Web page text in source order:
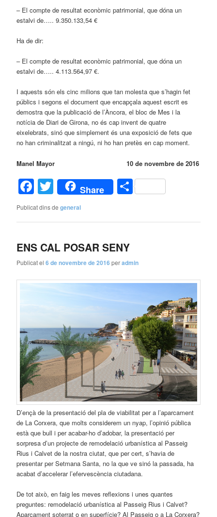
– El compte de resultat econòmic patrimonial, que dóna un
estalvi de….. 9.350.133,54 €
Ha de dir:
– El compte de resultat econòmic patrimonial, que dóna un
estalvi de….. 4.113.564,97 €.
I aquests són els cinc milions que tan molesta que s’hagin fet
públics i segons el document que encapçala aquest escrit es
demostra que la publicació de l’Àncora, el bloc de Mes i la
notícia de Diari de Girona, no és cap invent de quatre
eixelebrats, sinó que simplement és una exposició de fets que
no han criminalitzat a ningú, ni ho han pretès en cap moment.
Manel Mayor 10 de novembre de 2016
Facebook
Twitter
Share Comparteix
Publicat dins de general
ENS CAL POSAR SENY
Publicat el6 de novembre de 2016 peradmin
D’ençà de la presentació del pla de viabilitat per a l’aparcament
de La Corxera, que molts considerem un nyap, l’opinió pública
està que bull i per acabar-ho d’adobar, la presentació per
sorpresa d’un projecte de remodelació urbanística al Passeig
Rius i Calvet de la nostra ciutat, que per cert, s’havia de
presentar per Setmana Santa, no la que ve sinó la passada, ha
acabat d’accelerar l’efervescència ciutadana.
De tot això, en faig les meves reflexions i unes quantes
preguntes: remodelació urbanística al Passeig Rius i Calvet?
Aparcament soterrat o en superfície? Al Passeig o a La Corxera?